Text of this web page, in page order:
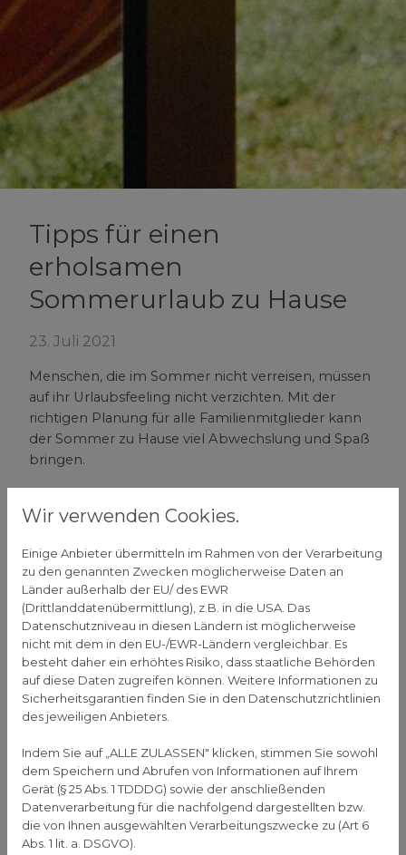
Tipps für einen
erholsamen
Sommerurlaub zu Hause
23. Juli 2021
Menschen, die im Sommer nicht verreisen, müssen
auf ihr Urlaubsfeeling nicht verzichten. Mit der
richtigen Planung für alle Familienmitglieder kann
der Sommer zu Hause viel Abwechslung und Spaß
bringen.
Für viele Arbeitnehmer ist es das höchste Glück, im
Urlaub zu verreisen. Meist starten sie schon am
ersten Urlaubstag in Richtung Ferienziel. Doch auch
der Urlaub zu Hause hat seine Reize. Und das nicht
nur in Corona-Zeiten. Wissenschaftler gehen davon
aus, dass die zu Hause verbrachten Ferien sogar
noch mehr Erholung bieten als Urlaubsreisen in die
Ferne. Denn wer den Sommer im eigenen Garten
oder auf dem Balkon verbringt, findet mehr
Entspannung als unterwegs:
Es gibt keinen Stress mit den
Reisevorbereitungen. Urlaubsreisen erfordern
eine genaue Planung und diese kostet viel Zeit
und Nerven.
Zu Hause ist alles da, was man für die Ferien
Wir verwenden Cookies.
Einige Anbieter übermitteln im Rahmen von der Verarbeitung
zu den genannten Zwecken möglicherweise Daten an
Länder außerhalb der EU/ des EWR
(Drittlanddatenübermittlung), z.B. in die USA. Das
Datenschutzniveau in diesen Ländern ist möglicherweise
nicht mit dem in den EU-/EWR-Ländern vergleichbar. Es
besteht daher ein erhöhtes Risiko, dass staatliche Behörden
auf diese Daten zugreifen können. Weitere Informationen zu
Sicherheitsgarantien finden Sie in den Datenschutzrichtlinien
des jeweiligen Anbieters.
Indem Sie auf „ALLE ZULASSEN" klicken, stimmen Sie sowohl
dem Speichern und Abrufen von Informationen auf Ihrem
Gerät (§ 25 Abs. 1 TDDDG) sowie der anschließenden
Datenverarbeitung für die nachfolgend dargestellten bzw.
die von Ihnen ausgewählten Verarbeitungszwecke zu (Art 6
Abs. 1 lit. a. DSGVO).